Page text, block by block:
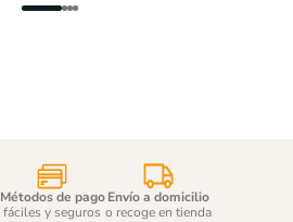
Métodos de pago
fáciles y seguros
Envío a domicilio
o recoge en tienda